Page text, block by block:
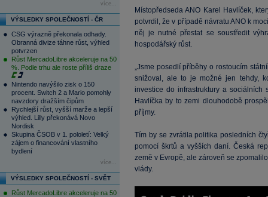
více...
VÝSLEDKY SPOLEČNOSTÍ - ČR
CSG výrazně překonala odhady.
Obranná divize táhne růst, výhled
potvrzen
Růst MercadoLibre akceleruje na 50
%. Podle trhu ale roste příliš draze
Nintendo navýšilo zisk o 150
procent. Switch 2 a Mario pomohly
navzdory dražším čipům
Rychlejší růst, vyšší marže a lepší
výhled. Lilly překonává Novo
Nordisk
Skupina ČSOB v 1. pololetí: Velký
zájem o financování vlastního
bydlení
více...
VÝSLEDKY SPOLEČNOSTÍ - SVĚT
Růst MercadoLibre akceleruje na 50
Místopředseda ANO Karel Havlíček,
potvrdil, že v případě návratu ANO k
něj je nutné přestat se soustředit
hospodářský růst.
„Jsme posedlí příběhy o rostoucím
snižoval, ale to je možné jen tehdy,
investice do infrastruktury a
Havlíčka by to zemi dlouhodobě
příjmy.
Tím by se zvrátila politika posledních
pomocí škrtů a vyšších daní. Česká
země v Evropě, ale zároveň se
vlády.